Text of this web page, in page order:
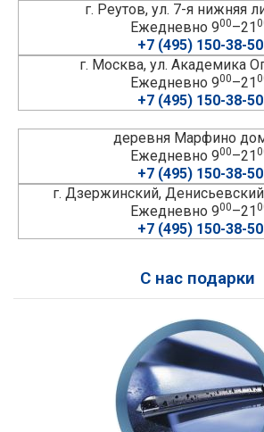
г. Реутов, ул. 7-я нижняя
Ежедневно 900–21
+7 (495) 150-38-50
г. Москва, ул. Академика
Ежедневно 900–21
+7 (495) 150-38-50
деревня Марфино
Ежедневно 900–21
+7 (495) 150-38-50
г. Дзержинский,
Ежедневно 900–21
+7 (495) 150-38-50
С нас подарки